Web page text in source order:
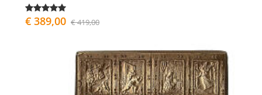
€ 389,00 € 419,00